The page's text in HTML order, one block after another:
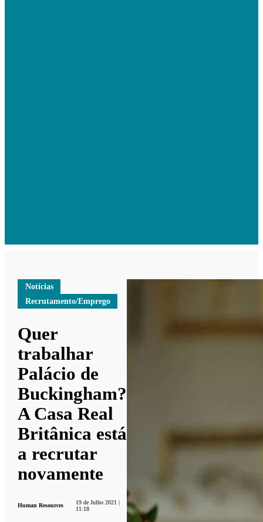
Notícias
Recrutamento/Emprego
Quer
trabalhar
Palácio de
Buckingham?
A Casa Real
Britânica está
a recrutar
novamente
Human Resources
19 de Julho 2021 |
11:18